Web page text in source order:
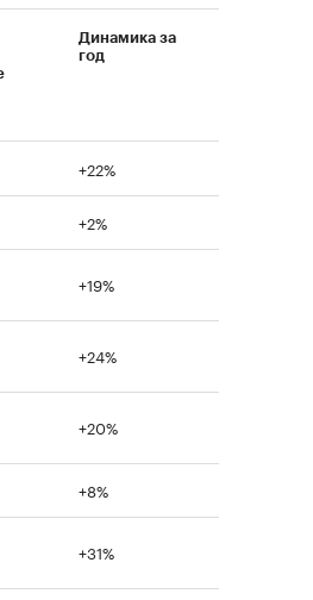
Динамика за
год
+22%
+2%
+19%
+24%
+20%
+8%
+31%